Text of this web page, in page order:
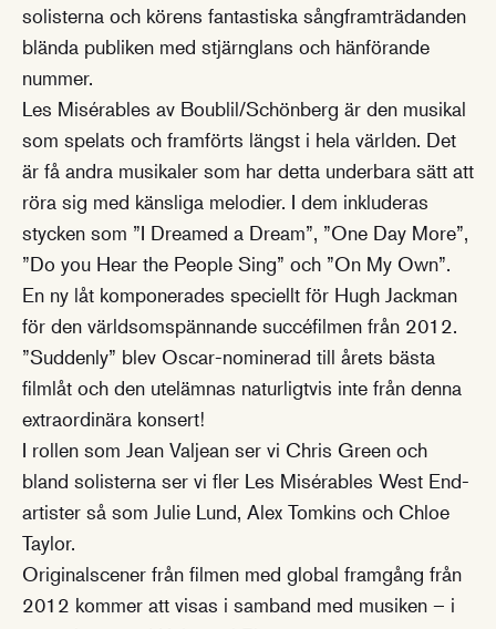
solisterna och körens fantastiska sångframträdanden
blända publiken med stjärnglans och hänförande
nummer.
Les Misérables av Boublil/Schönberg är den musikal
som spelats och framförts längst i hela världen. Det
är få andra musikaler som har detta underbara sätt att
röra sig med känsliga melodier. I dem inkluderas
stycken som ”I Dreamed a Dream”, ”One Day More”,
”Do you Hear the People Sing” och ”On My Own”.
En ny låt komponerades speciellt för Hugh Jackman
för den världsomspännande succéfilmen från 2012.
”Suddenly” blev Oscar-nominerad till årets bästa
filmlåt och den utelämnas naturligtvis inte från denna
extraordinära konsert!
I rollen som Jean Valjean ser vi Chris Green och
bland solisterna ser vi fler Les Misérables West End-
artister så som Julie Lund, Alex Tomkins och Chloe
Taylor.
Originalscener från filmen med global framgång från
2012 kommer att visas i samband med musiken – i